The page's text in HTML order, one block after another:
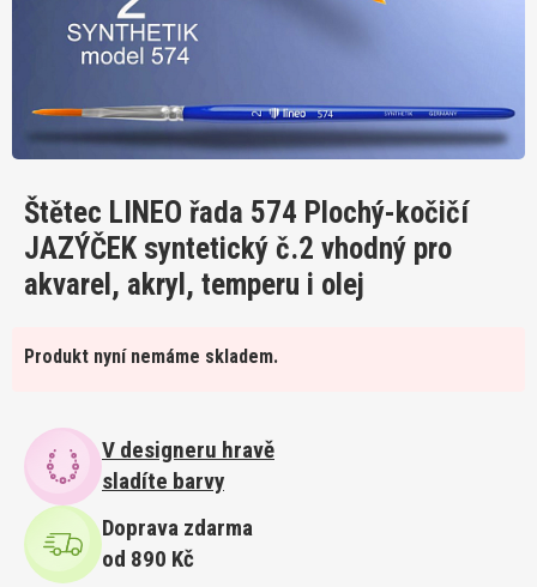
Štětec LINEO řada 574 Plochý-kočičí
JAZÝČEK syntetický č.2 vhodný pro
akvarel, akryl, temperu i olej
Produkt nyní nemáme skladem.
V designeru hravě
sladíte barvy
Doprava zdarma
od 890 Kč